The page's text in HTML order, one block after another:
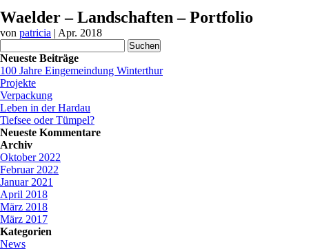
Waelder – Landschaften – Portfolio
von patricia | Apr. 2018
nach:
Neueste Beiträge
100 Jahre Eingemeindung Winterthur
Projekte
Verpackung
Leben in der Hardau
Tiefsee oder Tümpel?
Neueste Kommentare
Archiv
Oktober 2022
Februar 2022
Januar 2021
April 2018
März 2018
März 2017
Kategorien
News